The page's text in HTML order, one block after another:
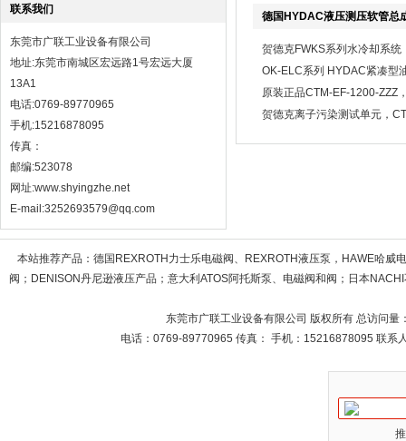
联系我们
东莞市广联工业设备有限公司
地址:东莞市南城区宏远路1号宏远大厦
13A1
电话:0769-89770965
手机:15216878095
传真：
邮编:523078
网址:www.shyingzhe.net
E-mail:3252693579@qq.com
德国HYDAC液压测压软管总
贺德克FWKS系列水冷却系统
OK-ELC系列 HYDAC紧凑型
原装正品CTM-EF-1200-ZZZ
贺德克离子污染测试单元，
本站推荐产品： 德国REXROTH力士乐电磁阀、REXROTH液压泵，HAWE哈威
阀；DENISON丹尼逊液压产品；意大利ATOS阿托斯泵、电磁阀和阀；日本
东莞市广联工业设备有限公司 版权所有 总访问量
电话：0769-89770965 传真： 手机：15216878095 联系